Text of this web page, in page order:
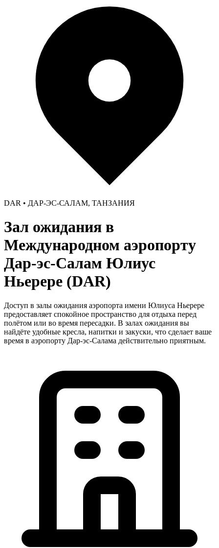
DAR • ДАР-ЭС-САЛАМ, ТАНЗАНИЯ
Зал ожидания в
Международном аэропорту
Дар-эс-Салам Юлиус
Ньерере (DAR)
Доступ в залы ожидания аэропорта имени Юлиуса Ньерере
предоставляет спокойное пространство для отдыха перед
полётом или во время пересадки. В залах ожидания вы
найдёте удобные кресла, напитки и закуски, что сделает ваше
время в аэропорту Дар-эс-Салама действительно приятным.